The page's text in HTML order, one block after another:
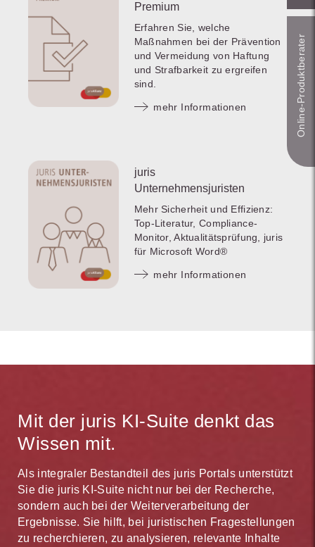
Premium
Erfahren Sie, welche
Maßnahmen bei der Prävention
und Vermeidung von Haftung
und Strafbarkeit zu ergreifen
sind.
mehr Informationen
juris
Unternehmensjuristen
Mehr Sicherheit und Effizienz:
Top-Literatur, Compliance-
Monitor, Aktualitätsprüfung, juris
für Microsoft Word®
mehr Informationen
Mit der juris KI-Suite denkt das
Wissen mit.
Als integraler Bestandteil des juris Portals unterstützt
Sie die juris KI-Suite nicht nur bei der Recherche,
sondern auch bei der Weiterverarbeitung der
Ergebnisse. Sie hilft, bei juristischen Fragestellungen
zu recherchieren, zu analysieren, relevante Inhalte
Online-Produkt­berater